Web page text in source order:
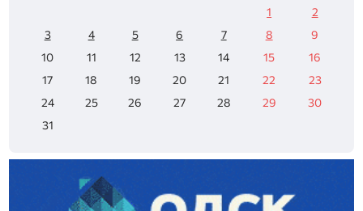
1
2
3
4 5 6 7 8
9
10
11 12 13 14 15
16
17
18 19 20 21 22
23
24
25 26 27 28 29
30
31